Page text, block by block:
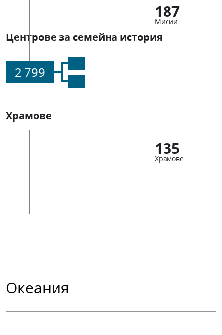
187
Мисии
Центрове за семейна история
2 799
Храмове
135
Храмове
Океания